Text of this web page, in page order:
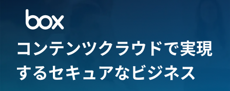
コンテンツクラウドで実現
するセキュアなビジネス